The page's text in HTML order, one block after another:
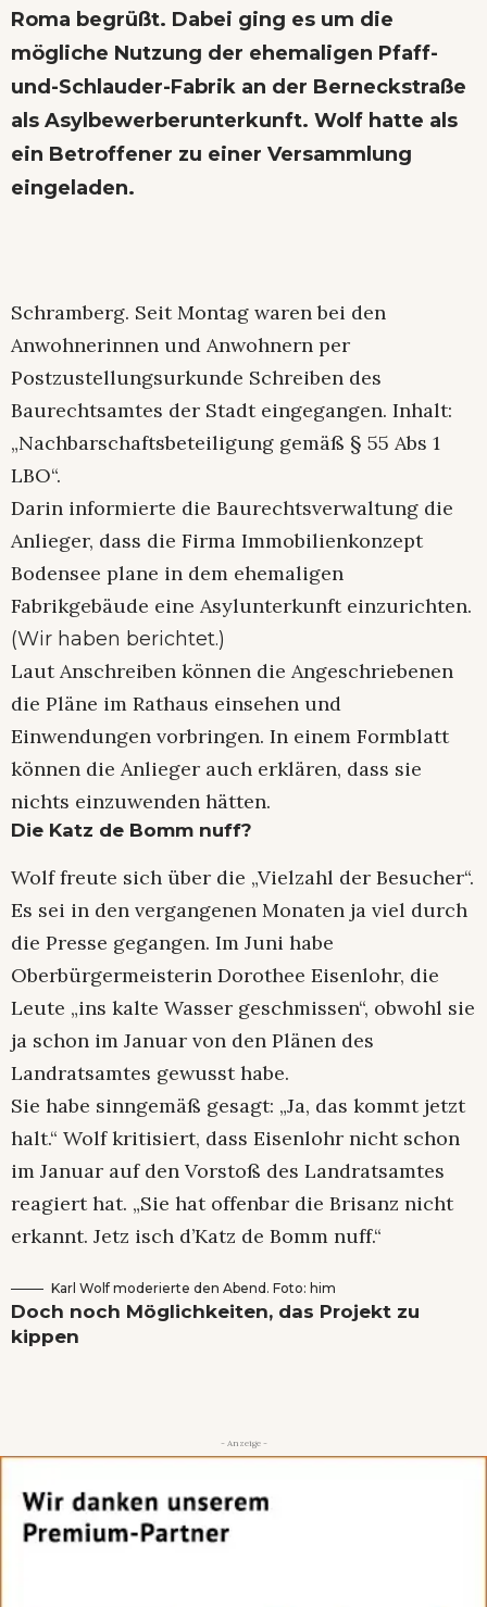
Roma begrüßt. Dabei ging es um die
mögliche Nutzung der ehemaligen Pfaff-
und-Schlauder-Fabrik an der Berneckstraße
als Asylbewerberunterkunft. Wolf hatte als
ein Betroffener zu einer Versammlung
eingeladen.
Schramberg. Seit Montag waren bei den
Anwohnerinnen und Anwohnern per
Postzustellungsurkunde Schreiben des
Baurechtsamtes der Stadt eingegangen. Inhalt:
„Nachbarschaftsbeteiligung gemäß § 55 Abs 1
LBO“.
Darin informierte die Baurechtsverwaltung die
Anlieger, dass die Firma Immobilienkonzept
Bodensee plane in dem ehemaligen
Fabrikgebäude eine Asylunterkunft einzurichten.
(Wir haben berichtet.)
Laut Anschreiben können die Angeschriebenen
die Pläne im Rathaus einsehen und
Einwendungen vorbringen. In einem Formblatt
können die Anlieger auch erklären, dass sie
nichts einzuwenden hätten.
Die Katz de Bomm nuff?
Wolf freute sich über die „Vielzahl der Besucher“.
Es sei in den vergangenen Monaten ja viel durch
die Presse gegangen. Im Juni habe
Oberbürgermeisterin Dorothee Eisenlohr, die
Leute „ins kalte Wasser geschmissen“, obwohl sie
ja schon im Januar von den Plänen des
Landratsamtes gewusst habe.
Sie habe sinngemäß gesagt: „Ja, das kommt jetzt
halt.“ Wolf kritisiert, dass Eisenlohr nicht schon
im Januar auf den Vorstoß des Landratsamtes
reagiert hat. „Sie hat offenbar die Brisanz nicht
erkannt. Jetz isch d’Katz de Bomm nuff.“
Karl Wolf moderierte den Abend. Foto: him
Doch noch Möglichkeiten, das Projekt zu
kippen
- Anzeige -